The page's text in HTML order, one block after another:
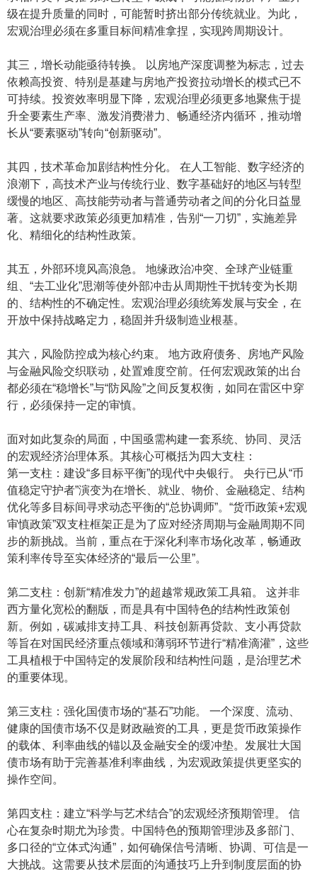
级在提升质量的同时，可能暂时挤出部分传统就业。为此，
宏观治理必须在多重目标间精准拿捏，实现跨周期设计。
其三，增长动能亟待转换。 以房地产深度调整为标志，过去
依赖高投资、特别是基建与房地产投资拉动增长的模式已不
可持续。投资效率明显下降，宏观治理必须更多地聚焦于提
升全要素生产率、激发消费潜力、畅通经济内循环，推动增
长从“要素驱动”转向“创新驱动”。
其四，技术革命加剧结构性分化。 在人工智能、数字经济的
浪潮下，高技术产业与传统行业、数字基础好的地区与转型
缓慢的地区、高技能劳动者与普通劳动者之间的分化日益显
著。这就要求政策必须更加精准，告别“一刀切”，实施差异
化、精细化的结构性政策。
其五，外部环境风高浪急。 地缘政治冲突、全球产业链重
组、“去工业化”思潮等使外部冲击从周期性干扰转变为长期
的、结构性的不确定性。宏观治理必须统筹发展与安全，在
开放中保持战略定力，稳固并升级制造业根基。
其六，风险防控成为核心约束。 地方政府债务、房地产风险
与金融风险交织联动，处置难度空前。任何宏观政策的出台
都必须在“稳增长”与“防风险”之间反复权衡，如同在雷区中穿
行，必须保持一定的审慎。
面对如此复杂的局面，中国亟需构建一套系统、协同、灵活
的宏观经济治理体系。其核心可概括为四大支柱：
第一支柱：建设“多目标平衡”的现代中央银行。 央行已从“币
值稳定守护者”演变为在增长、就业、物价、金融稳定、结构
优化等多目标间寻求动态平衡的“总协调师”。“货币政策+宏观
审慎政策”双支柱框架正是为了应对经济周期与金融周期不同
步的新挑战。当前，重点在于深化利率市场化改革，畅通政
策利率传导至实体经济的“最后一公里”。
第二支柱：创新“精准发力”的超越常规政策工具箱。 这并非
西方量化宽松的翻版，而是具有中国特色的结构性政策创
新。例如，碳减排支持工具、科技创新再贷款、支小再贷款
等旨在对国民经济重点领域和薄弱环节进行“精准滴灌”，这些
工具植根于中国特定的发展阶段和结构性问题，是治理艺术
的重要体现。
第三支柱：强化国债市场的“基石”功能。 一个深度、流动、
健康的国债市场不仅是财政融资的工具，更是货币政策操作
的载体、利率曲线的锚以及金融安全的缓冲垫。发展壮大国
债市场有助于完善基准利率曲线，为宏观政策提供更坚实的
操作空间。
第四支柱：建立“科学与艺术结合”的宏观经济预期管理。 信
心在复杂时期尤为珍贵。中国特色的预期管理涉及多部门、
多口径的“立体式沟通”，如何确保信号清晰、协调、可信是一
大挑战。这需要从技术层面的沟通技巧上升到制度层面的协